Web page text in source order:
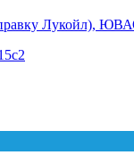
Лукойл),